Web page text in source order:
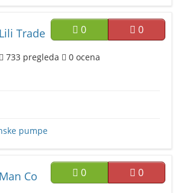
0 0
Lili Trade
733 pregleda 0 ocena
pumpe
0 0
Man Co